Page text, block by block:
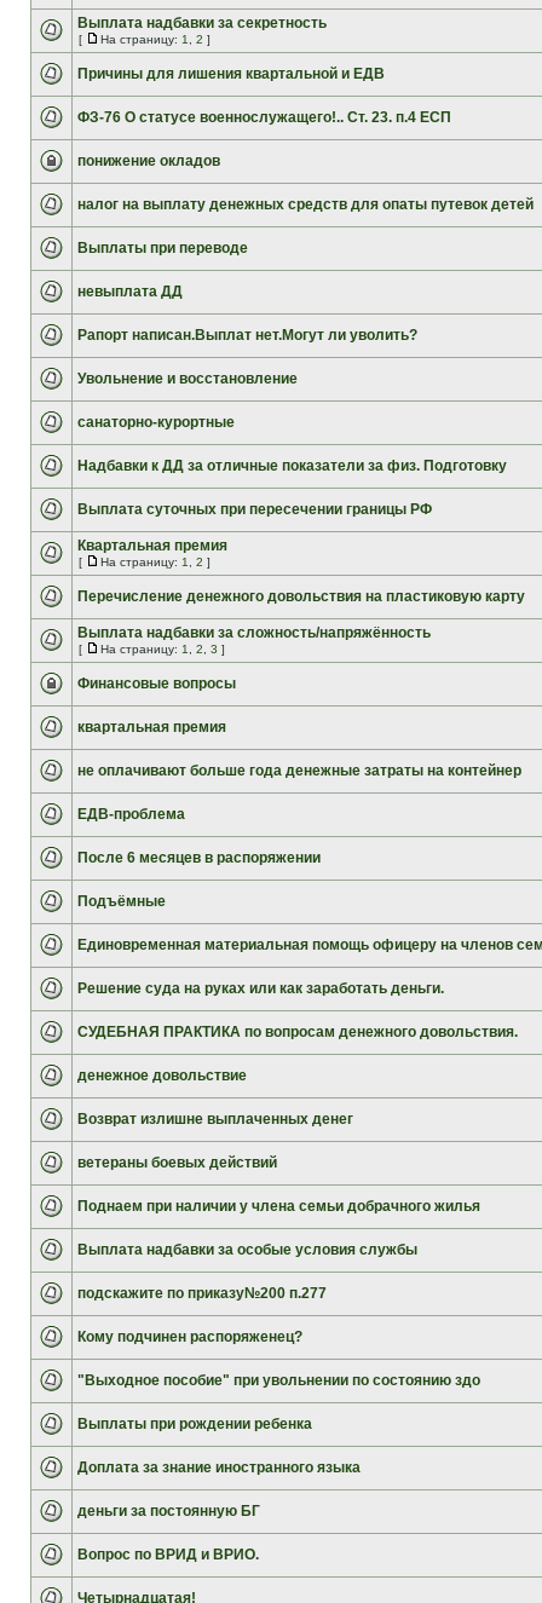
Выплата надбавки за секретность
[ На страницу: 1 2 ]
Причины для лишения квартальной и ЕДВ
ФЗ-76 О статусе военнослужащего!.. Ст. 23. п.4 ЕСП
понижение окладов
налог на выплату денежных средств для опаты путевок детей
Выплаты при переводе
невыплата ДД
Рапорт написан.Выплат нет.Могут ли уволить?
Увольнение и восстановление
санаторно-курортные
Надбавки к ДД за отличные показатели за физ. Подготовку
Выплата суточных при пересечении границы РФ
Квартальная премия
[ На страницу: 1 2 ]
Перечисление денежного довольствия на пластиковую карту
Выплата надбавки за сложность/напряжённость
[ На страницу: 1 2 3 ]
Финансовые вопросы
квартальная премия
не оплачивают больше года денежные затраты на контейнер
ЕДВ-проблема
После 6 месяцев в распоряжении
Подъёмные
Единовременная материальная помощь офицеру на членов
Решение суда на руках или как заработать деньги.
СУДЕБНАЯ ПРАКТИКА по вопросам денежного довольствия.
денежное довольствие
Возврат излишне выплаченных денег
ветераны боевых действий
Поднаем при наличии у члена семьи добрачного жилья
Выплата надбавки за особые условия службы
подскажите по приказу№200 п.277
Кому подчинен распоряженец?
"Выходное пособие" при увольнении по состоянию здо
Выплаты при рождении ребенка
Доплата за знание иностранного языка
деньги за постоянную БГ
Вопрос по ВРИД и ВРИО.
Четырнадцатая!